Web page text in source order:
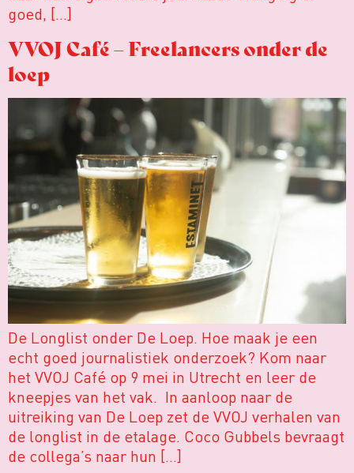
goed, […]
VVOJ Café – Freelancers onder de
loep
De Longlist onder De Loep. Hoe maak je een
echt goed journalistiek onderzoek? Kom naar
het VVOJ Café op 9 mei in Utrecht en leer de
kneepjes van het vak. In aanloop naar de
uitreiking van De Loep zet de VVOJ verhalen van
de longlist in de etalage. Coco Gubbels bevraagt
de collega’s naar hun […]